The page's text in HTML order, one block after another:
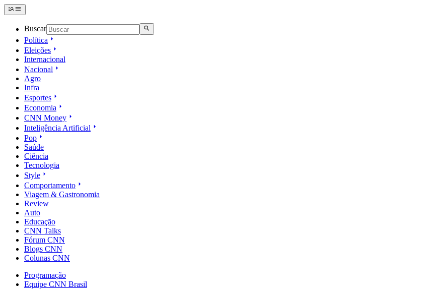
Buscar
Política
Eleições
Internacional
Nacional
Agro
Infra
Esportes
Economia
CNN Money
Inteligência Artificial
Pop
Saúde
Ciência
Tecnologia
Style
Comportamento
Viagem & Gastronomia
Review
Auto
Educação
CNN Talks
Fórum CNN
Blogs CNN
Colunas CNN
Programação
Equipe CNN Brasil